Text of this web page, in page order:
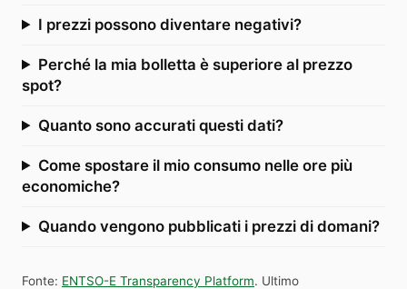
I prezzi possono diventare negativi?
Perché la mia bolletta è superiore al prezzo
spot?
Quanto sono accurati questi dati?
Come spostare il mio consumo nelle ore più
economiche?
Quando vengono pubblicati i prezzi di domani?
Fonte: ENTSO-E Transparency Platform. Ultimo